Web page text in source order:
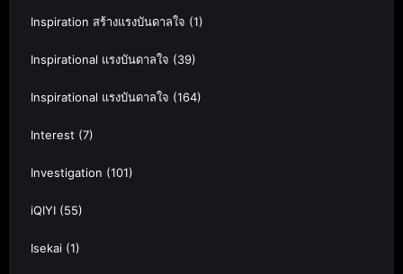
Inspiration สร้างแรงบันดาลใจ (1)
Inspirational แรงบันดาลใจ (39)
Inspirational แรงบันดาลใจ (164)
Interest (7)
Investigation (101)
iQIYI (55)
Isekai (1)